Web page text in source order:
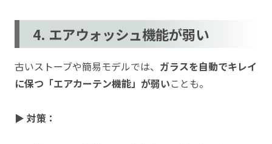
4. エアウォッシュ機能が弱い
古いストーブや簡易モデルでは、 ガラスを自動でキレイ
に保つ「エアカーテン機能」が弱いことも。
▶ 対策：